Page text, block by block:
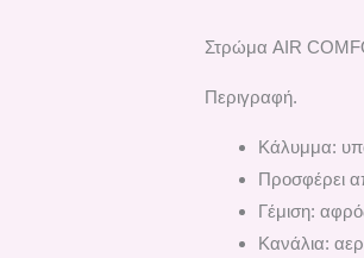
Στρώμα AIR
Περιγραφή.
Κάλυμμα:
Προσφέρει
Γέμιση:
Κανάλια: